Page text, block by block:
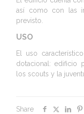
así como con las
previsto.
USO
El uso
dotacional: edificio
los scouts y la
Share